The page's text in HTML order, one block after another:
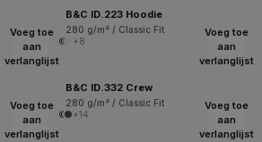
B&C ID.223 Hoodie
280 g/m² / Classic Fit
+8
Voeg toe
aan
verlanglijst
Voeg toe
aan
verlanglijst
B&C ID.332 Crew
280 g/m² / Classic Fit
+14
Voeg toe
aan
verlanglijst
Voeg toe
aan
verlanglijst